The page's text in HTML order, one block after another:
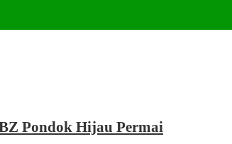
Pondok Hijau Permai